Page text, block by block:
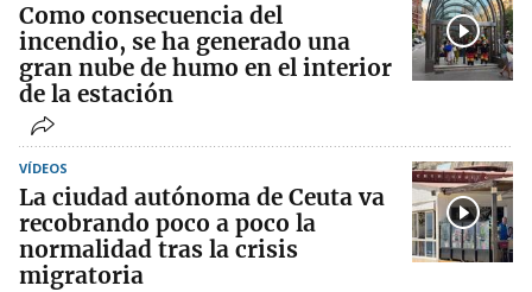
Como consecuencia del
incendio, se ha generado una
gran nube de humo en el interior
de la estación
VÍDEOS
La ciudad autónoma de Ceuta va
recobrando poco a poco la
normalidad tras la crisis
migratoria